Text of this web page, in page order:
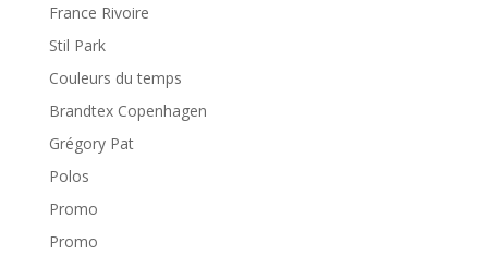
France Rivoire
Stil Park
Couleurs du temps
Brandtex Copenhagen
Grégory Pat
Polos
Promo
Promo